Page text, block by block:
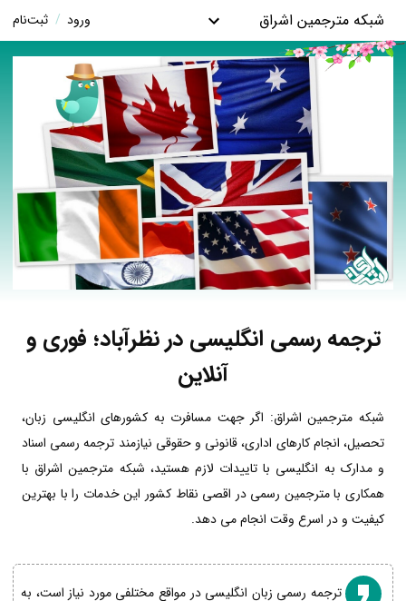
شبکه مترجمین اشراق ورود / ثبت‌نام
ترجمه رسمی انگلیسی در نظرآباد؛ فوری و
آنلاین
شبکه مترجمین اشراق: اگر جهت مسافرت به کشورهای انگلیسی زبان،
تحصیل، انجام کارهای اداری، قانونی و حقوقی نیازمند ترجمه رسمی اسناد
و مدارک به انگلیسی با تاییدات لازم هستید، شبکه مترجمین اشراق با
همکاری با مترجمین رسمی در اقصی نقاط کشور این خدمات را با بهترین
کیفیت و در اسرع وقت انجام می دهد.
ترجمه رسمی زبان انگلیسی در مواقع مختلفی مورد نیاز است، به